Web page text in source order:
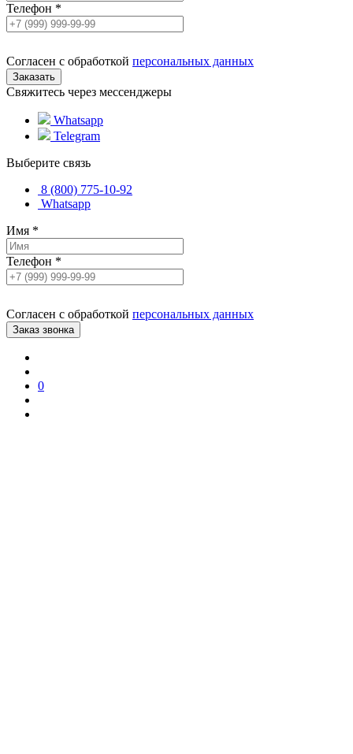
Телефон *
Согласен с обработкой персональных данных
Свяжитесь через мессенджеры
Whatsapp
Telegram
Выберите связь
8 (800) 775-10-92
Whatsapp
Имя *
Телефон *
Согласен с обработкой персональных данных
0